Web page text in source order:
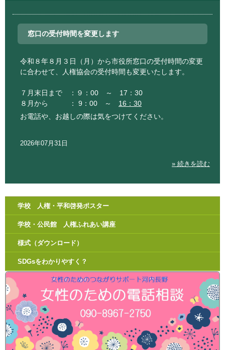
窓口の受付時間を変更します
令和８年８月３日（月）から市役所窓口の受付時間の変更
に合わせて、人権協会の受付時間も変更いたします。
７月末日まで ：９：00 ～ 17：30
８月から ： 9：00 ～ 16：30
お電話や、お越しの際は気をつけてください。
2026年07月31日
» 続きを読む
学校 人権・平和啓発ポスター
学校・公民館 人権ふれあい講座
様式（ダウンロード）
SDGsをわかりやすく？